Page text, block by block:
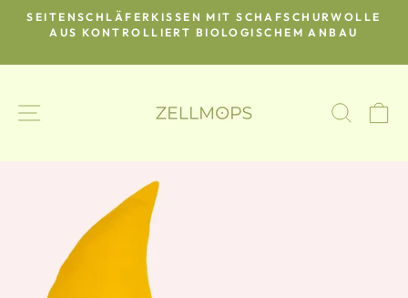
Direkt
Pause
Diashow
SEITENSCHLÄFERKISSEN MIT SCHAFSCHURWOLLE
AUS KONTROLLIERT BIOLOGISCHEM ANBAU
SEITENNAVIGATION